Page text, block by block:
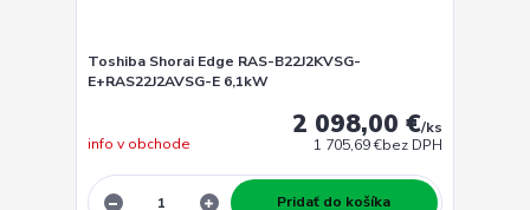
Toshiba Shorai Edge RAS-B22J2KVSG-
E+RAS22J2AVSG-E 6,1kW
2 098,00 €/ks
1 705,69 €bez DPH
info v obchode
Pridať do košíka